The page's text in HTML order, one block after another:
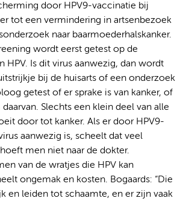
door HPV9-vaccinatie bij
tot een vermindering in artsenbezoek
naar baarmoederhalskanker.
wordt eerst getest op de
HPV. Is dit virus aanwezig, dan wordt
bij de huisarts of een onderzoek
getest of er sprake is van kanker, of
Slechts een klein deel van alle
door tot kanker. Als er door HPV9-
aanwezig is, scheelt dat veel
men niet naar de dokter.
van de wratjes die HPV kan
ongemak en kosten. Bogaards: “Die
en leiden tot schaamte, en er zijn vaak